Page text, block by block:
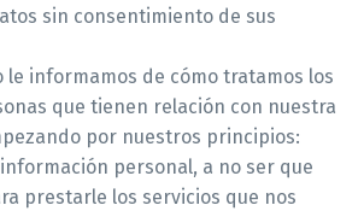
sin consentimiento de sus
le informamos de cómo tratamos los
que tienen relación con nuestra
por nuestros principios:
personal, a no ser que
prestarle los servicios que nos